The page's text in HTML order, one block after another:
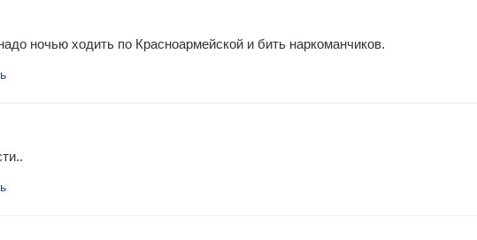
ночью ходить по Красноармейской и бить наркоманчиков.